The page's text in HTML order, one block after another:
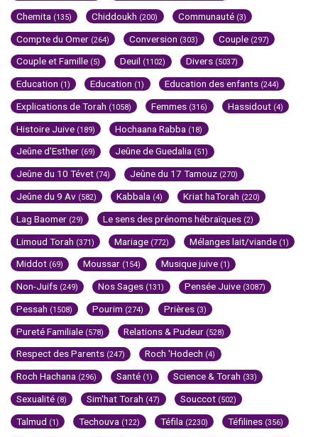
Chemita (135) Chiddoukh (200) Communauté (3)
Compte du Omer (264) Conversion (303) Couple (297)
Couple et Famille (5) Deuil (1102) Divers (5037)
Education (1) Education (1) Education des enfants (244)
Explications de Torah (1058) Femmes (316) Hassidout (4)
Histoire Juive (189) Hochaana Rabba (18)
Jeûne d'Esther (69) Jeûne de Guedalia (51)
Jeûne du 10 Tévet (74) Jeûne du 17 Tamouz (270)
Jeûne du 9 Av (582) Kabbala (4) Kriat haTorah (220)
Lag Baomer (29) Le sens des prénoms hébraïques (2)
Limoud Torah (371) Mariage (772) Mélanges lait/viande (1)
Middot (69) Moussar (154) Musique juive (1)
Non-Juifs (249) Nos Sages (131) Pensée Juive (3087)
Pessah (1508) Pourim (274) Prières (3)
Pureté Familiale (578) Relations & Pudeur (528)
Respect des Parents (247) Roch 'Hodech (4)
Roch Hachana (296) Santé (1) Science & Torah (33)
Sexualité (8) Sim'hat Torah (47) Souccot (502)
Talmud (1) Techouva (122) Téfila (2230) Téfilines (356)